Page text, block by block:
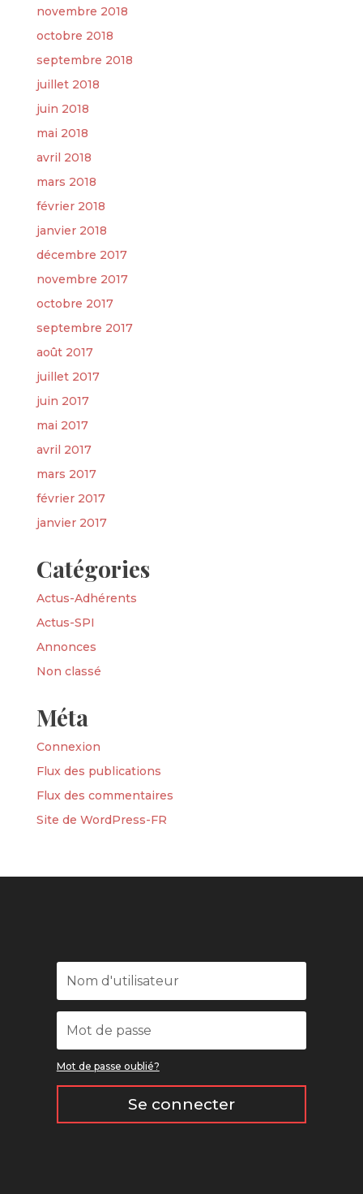
novembre 2018
octobre 2018
septembre 2018
juillet 2018
juin 2018
mai 2018
avril 2018
mars 2018
février 2018
janvier 2018
décembre 2017
novembre 2017
octobre 2017
septembre 2017
août 2017
juillet 2017
juin 2017
mai 2017
avril 2017
mars 2017
février 2017
janvier 2017
Catégories
Actus-Adhérents
Actus-SPI
Annonces
Non classé
Méta
Connexion
Flux des publications
Flux des commentaires
Site de WordPress-FR
Mot de passe oublié?
Se connecter